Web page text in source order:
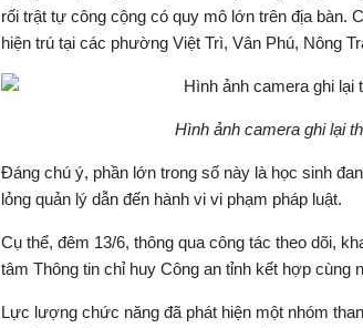
rối trật tự công cộng có quy mô lớn trên địa bàn.
hiện trú tại các phường Việt Trì, Vân Phú, Nông
Hình ảnh camera ghi lại
Đáng chú ý, phần lớn trong số này là học sinh
lỏng quản lý dẫn đến hành vi vi phạm pháp luật.
Cụ thể, đêm 13/6, thông qua công tác theo dõi,
tâm Thông tin chỉ huy Công an tỉnh kết hợp cùng
Lực lượng chức năng đã phát hiện một nhóm